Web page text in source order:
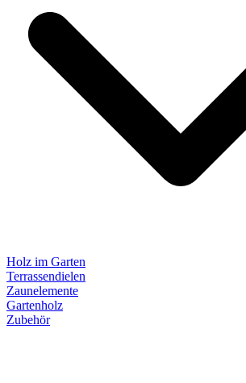
Holz im Garten
Terrassendielen
Zaunelemente
Gartenholz
Zubehör